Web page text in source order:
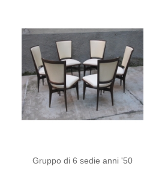
Gruppo di 6 sedie anni '50